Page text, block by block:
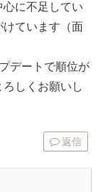
に不足してい
けています（面
デートで順位が
しくお願いし
返信